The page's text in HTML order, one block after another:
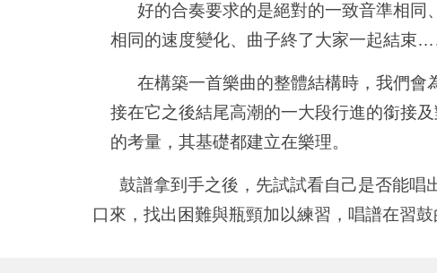
好的合奏要求的是絕對的一致音準相
相同的速度變化、曲子終了大家一起結束
在構築一首樂曲的整體結構時，我們會
接在它之後結尾高潮的一大段行進的銜接
的考量，其基礎都建立在樂理。
鼓譜拿到手之後，先試試看自己是否能唱
口來，找出困難與瓶頸加以練習，唱譜在習鼓